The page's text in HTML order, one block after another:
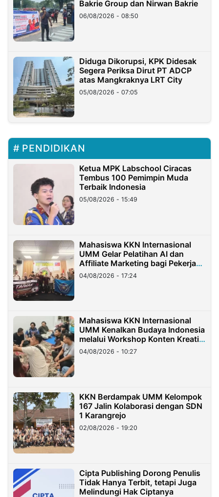
Bakrie Group dan Nirwan Bakrie
06/08/2026 - 08:50
Diduga Dikorupsi, KPK Didesak
Segera Periksa Dirut PT ADCP
atas Mangkraknya LRT City
05/08/2026 - 07:05
PENDIDIKAN
Ketua MPK Labschool Ciracas
Tembus 100 Pemimpin Muda
Terbaik Indonesia
05/08/2026 - 15:49
Mahasiswa KKN Internasional
UMM Gelar Pelatihan AI dan
Affiliate Marketing bagi Pekerja
Migran Indonesia di Taiwan
04/08/2026 - 17:24
Mahasiswa KKN Internasional
UMM Kenalkan Budaya Indonesia
melalui Workshop Konten Kreatif
di Taiwan
04/08/2026 - 10:27
KKN Berdampak UMM Kelompok
167 Jalin Kolaborasi dengan SDN
1 Karangrejo
02/08/2026 - 19:20
Cipta Publishing Dorong Penulis
Tidak Hanya Terbit, tetapi Juga
Melindungi Hak Ciptanya